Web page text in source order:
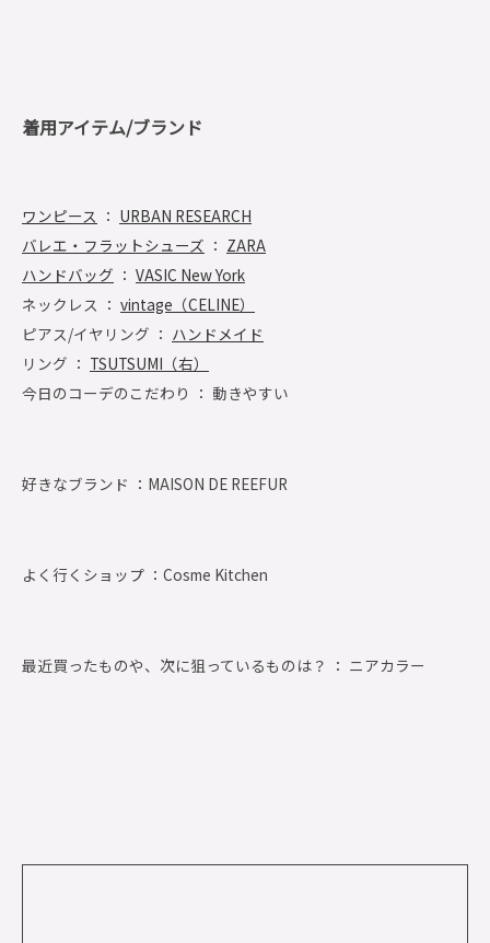
着用アイテム/ブランド
ワンピース ： URBAN RESEARCH
バレエ・フラットシューズ ： ZARA
ハンドバッグ ： VASIC New York
ネックレス ： vintage（CELINE）
ピアス/イヤリング ： ハンドメイド
リング ： TSUTSUMI（右）
今日のコーデのこだわり ： 動きやすい
好きなブランド ： MAISON DE REEFUR
よく行くショップ ： Cosme Kitchen
最近買ったものや、次に狙っているものは？ ： ニアカラー